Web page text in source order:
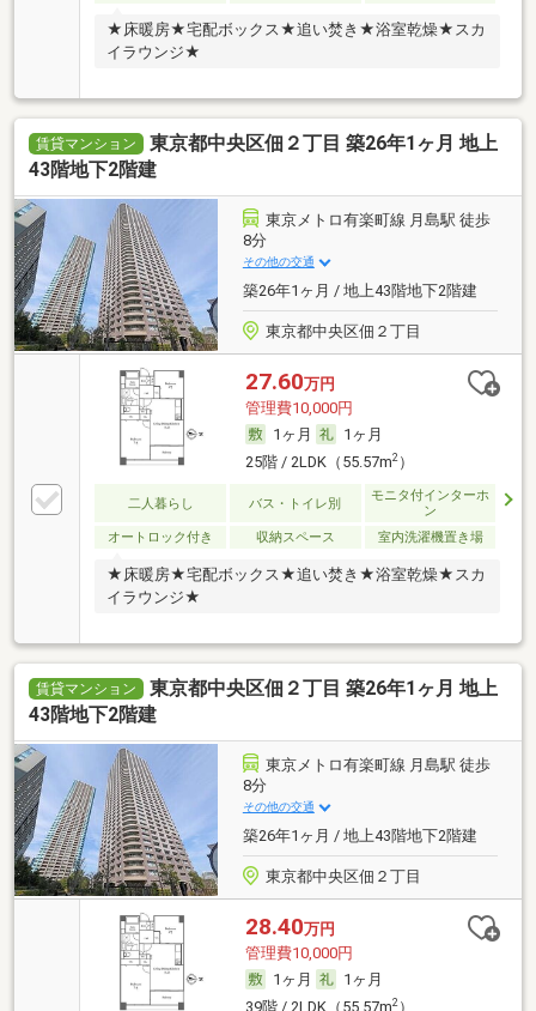
★床暖房★宅配ボックス★追い焚き★浴室乾燥★スカ
イラウンジ★
賃貸マンション
東京都中央区佃２丁目 築26年1ヶ月 地上
43階地下2階建
東京メトロ有楽町線 月島駅 徒歩
8分
その他の交通
築26年1ヶ月 / 地上43階地下2階建
東京都中央区佃２丁目
27.60万円
管理費10,000円
1ヶ月
1ヶ月
25階 / 2LDK（55.57m2）
二人暮らし バス・トイレ別
モニタ付インターホ
ン
オートロック付き
収納スペース 室内洗濯機置き場
★床暖房★宅配ボックス★追い焚き★浴室乾燥★スカ
イラウンジ★
賃貸マンション
東京都中央区佃２丁目 築26年1ヶ月 地上
43階地下2階建
東京メトロ有楽町線 月島駅 徒歩
8分
その他の交通
築26年1ヶ月 / 地上43階地下2階建
東京都中央区佃２丁目
28.40万円
管理費10,000円
1ヶ月
1ヶ月
2